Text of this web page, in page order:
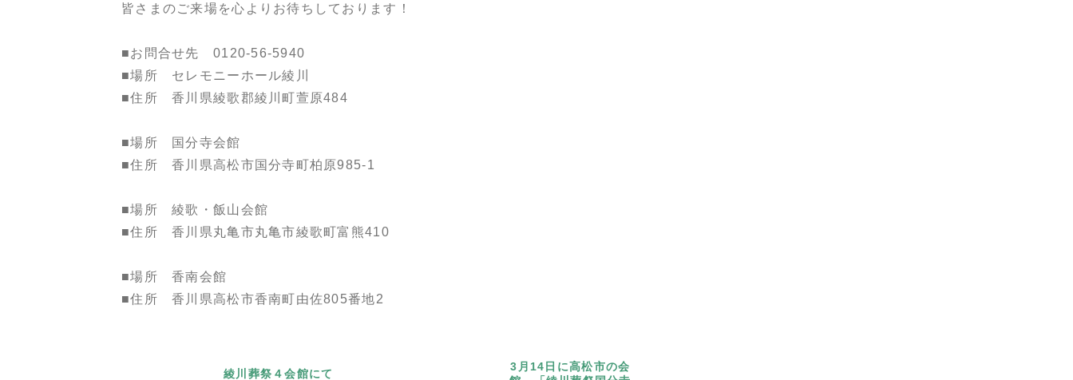
皆さまのご来場を心よりお待ちしております！
■お問合せ先 0120-56-5940
■場所 セレモニーホール綾川
■住所 香川県綾歌郡綾川町萱原484
■場所 国分寺会館
■住所 香川県高松市国分寺町柏原985-1
■場所 綾歌・飯山会館
■住所 香川県丸亀市丸亀市綾歌町富熊410
■場所 香南会館
■住所 香川県高松市香南町由佐805番地2
綾川葬祭４会館にて
3月14日に高松市の会